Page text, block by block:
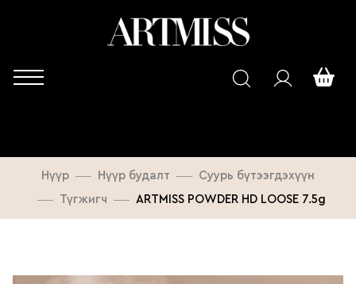
Нүүр Нүүр будалт
Суурь бүтээгдэхүүн
Түгжигч
ARTMISS POWDER HD LOOSE 7.5g